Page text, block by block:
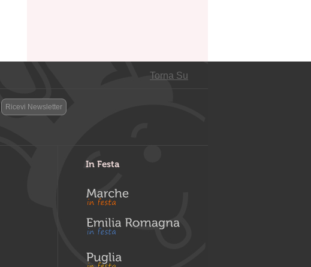
Torna Su
Ricevi Newsletter
In Festa